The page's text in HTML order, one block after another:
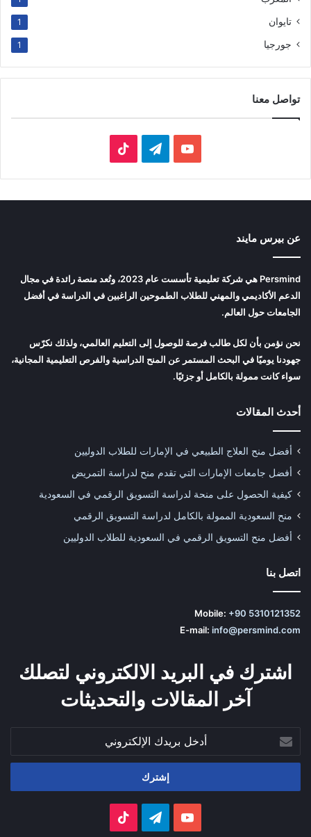
تايوان 1
جورجيا 1
تواصل معنا
‫YouTubeتيلقرام
عن بيرس مايند
Persmind هي شركة تعليمية تأسست عام 2023، وتُعد منصة رائدة في مجال
الدعم الأكاديمي والمهني للطلاب الطموحين الراغبين في الدراسة في أفضل
الجامعات حول العالم.
نحن نؤمن بأن لكل طالب فرصة للوصول إلى التعليم العالمي، ولذلك نكرّس
جهودنا يوميًا في البحث المستمر عن المنح الدراسية والفرص التعليمية المجانية،
سواء كانت ممولة بالكامل أو جزئيًا.
أحدث المقالات
أفضل منح العلاج الطبيعي في الإمارات للطلاب الدوليين
أفضل جامعات الإمارات التي تقدم منح لدراسة التمريض
كيفية الحصول على منحة لدراسة التسويق الرقمي في السعودية
منح السعودية الممولة بالكامل لدراسة التسويق الرقمي
أفضل منح التسويق الرقمي في السعودية للطلاب الدوليين
اتصل بنا
Mobile: +90 5310121352
E-mail: info@persmind.com
اشترك في البريد الالكتروني لتصلك
آخر المقالات والتحديثات
بريدك
الإلكتروني
‫YouTubeتيلقرام